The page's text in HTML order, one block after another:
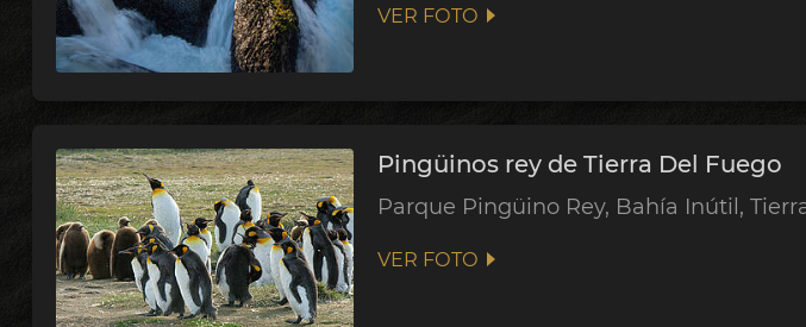
VER FOTO
Pingüinos rey de Tierra Del Fuego
Parque Pingüino Rey, Bahía Inútil,
VER FOTO